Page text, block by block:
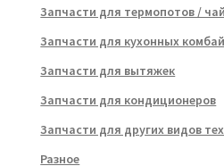
Запчасти для термопотов /
Запчасти для кухонных
Запчасти для вытяжек
Запчасти для кондиционеров
Запчасти для других видов
Разное